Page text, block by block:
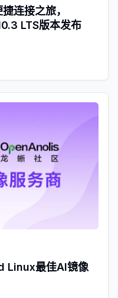
连接之旅，
LTS版本发布
Linux最佳AI镜像